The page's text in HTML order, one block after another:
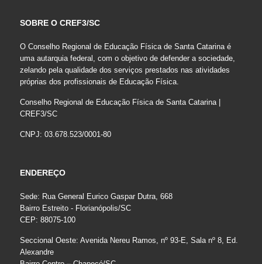
SOBRE O CREF3/SC
O Conselho Regional de Educação Física de Santa Catarina é
uma autarquia federal, com o objetivo de defender a sociedade,
zelando pela qualidade dos serviços prestados nas atividades
próprias dos profissionais de Educação Física.
Conselho Regional de Educação Física de Santa Catarina |
CREF3/SC
CNPJ: 03.678.523/0001-80
ENDEREÇO
Sede: Rua General Eurico Gaspar Dutra, 668
Bairro Estreito - Florianópolis/SC
CEP: 88075-100
Seccional Oeste: Avenida Nereu Ramos, nº 93-E, Sala nº 8, Ed.
Alexandre